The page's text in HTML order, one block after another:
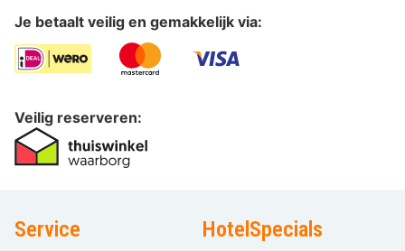
Je betaalt veilig en gemakkelijk via:
Veilig reserveren:
Service HotelSpecials